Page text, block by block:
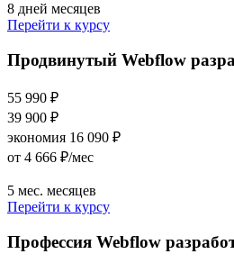
8 дней месяцев
Перейти к курсу
Продвинутый Webflow
55 990 ₽
39 900 ₽
экономия 16 090 ₽
от 4 666 ₽/мес
5 мес. месяцев
Перейти к курсу
Профессия Webflow